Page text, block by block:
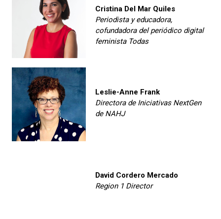
Cristina Del Mar Quiles
Periodista y educadora,
cofundadora del periódico digital
feminista Todas
Leslie-Anne Frank
Directora de Iniciativas NextGen
de NAHJ
David Cordero Mercado
Region 1 Director